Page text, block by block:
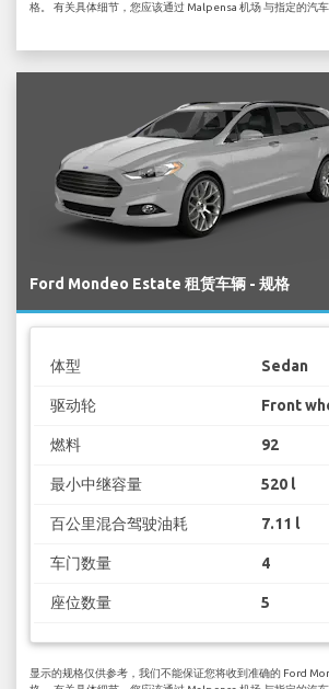
格。 有关具体细节，您应该通过 Malpensa 机场 与指定的汽车
Ford Mondeo Estate 租赁车辆 - 规格
体型 Sedan
驱动轮 Front
燃料 92
最小中继容量 520 l
百公里混合驾驶油耗 7.11 l
车门数量 4
座位数量 5
显示的规格仅供参考，我们不能保证您将收到准确的 Ford